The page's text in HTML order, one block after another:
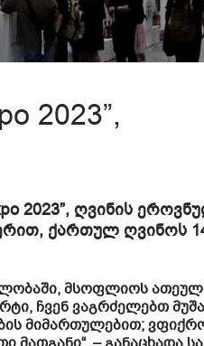
2023”,
2023”, ღვინის
ქართულ ღვინოს
მსოფლიოს
ჩვენ ვაგრძელებთ
მიმართულებით;